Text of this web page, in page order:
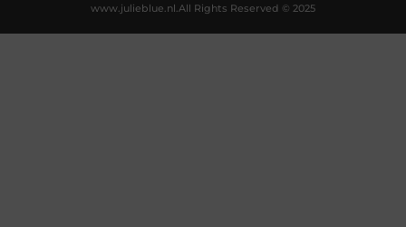
All Rights Reserved © 2025
www.julieblue.nl.